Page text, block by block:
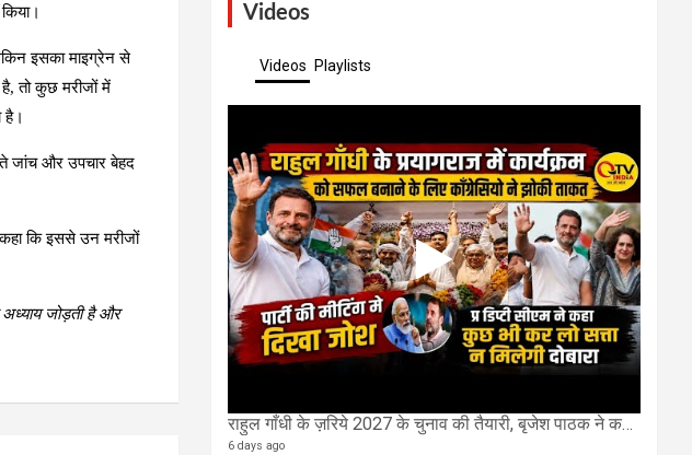
इसका माइग्रेन से
तो कुछ मरीजों में
है।
जांच और उपचार बेहद
कि इससे उन मरीजों
जोड़ती है और
Videos
Videos Playlists
राहुल गाँधी के ज़रिये 2027 के चुनाव की तैयारी, बृजेश पाठक ने कहा चुक चुकी हैं कांग्रेस
6 days ago